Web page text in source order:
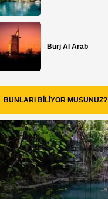
Burj Al Arab
BUNLARI BILIYOR MUSUNUZ?